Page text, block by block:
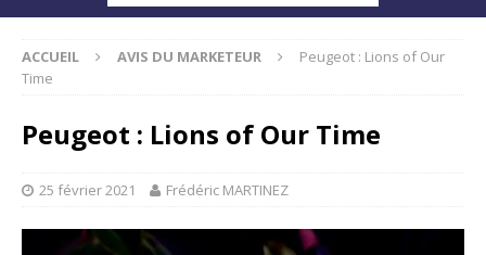
ACCUEIL AVIS DU MARKETEUR
Peugeot : Lions of Our
Time
Peugeot : Lions of Our Time
25 février 2021 Frédéric MARTINEZ